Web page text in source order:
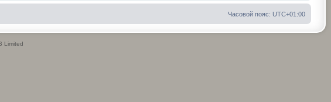
Часовой пояс: UTC+01:00
Limited